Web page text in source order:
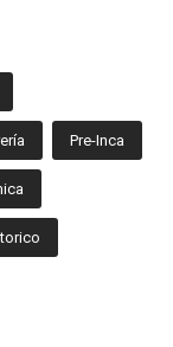
Pre-Inca